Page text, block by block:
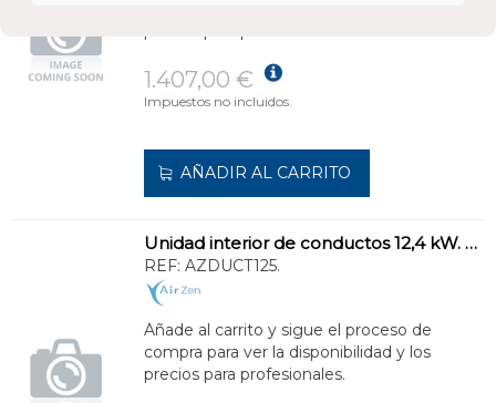
1.407,00 €
Impuestos no incluidos.
AÑADIR AL CARRITO
Unidad interior de conductos 12,4 kW. Climatización total.
REF: AZDUCT125.
Añade al carrito y sigue el proceso de
compra para ver la disponibilidad y los
precios para profesionales.